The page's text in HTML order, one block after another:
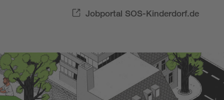
Jobportal SOS-Kinderdorf.de